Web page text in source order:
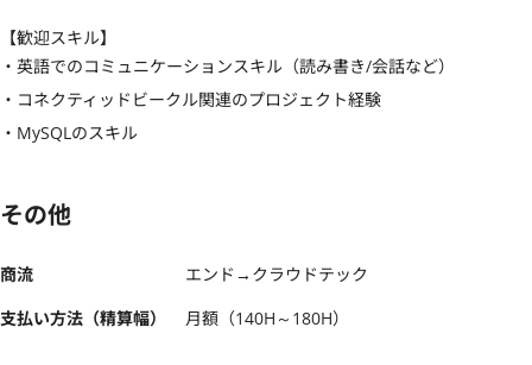
【歓迎スキル】
・英語でのコミュニケーションスキル（読み書き/会話など）
・コネクティッドビークル関連のプロジェクト経験
・MySQLのスキル
その他
商流
エンド→クラウドテック
支払い方法（精算幅）
月額（140H～180H）